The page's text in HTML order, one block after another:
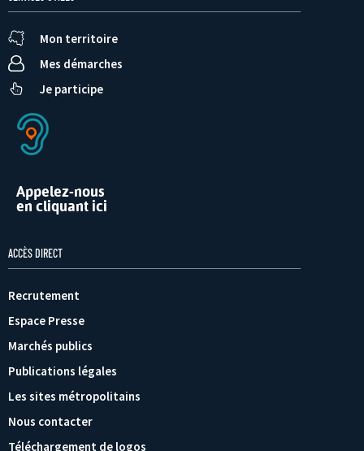
Mon territoire
Mes démarches
Je participe
Appelez-nous
en cliquant ici
ACCÈS DIRECT
Recrutement
Espace Presse
Marchés publics
Publications légales
Les sites métropolitains
Nous contacter
Téléchargement de logos